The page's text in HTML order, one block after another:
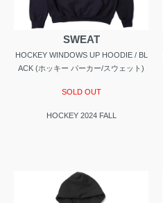
SWEAT
HOCKEY WINDOWS UP HOODIE / BL
ACK (ホッキー パーカー/スウェット)
SOLD OUT
HOCKEY 2024 FALL